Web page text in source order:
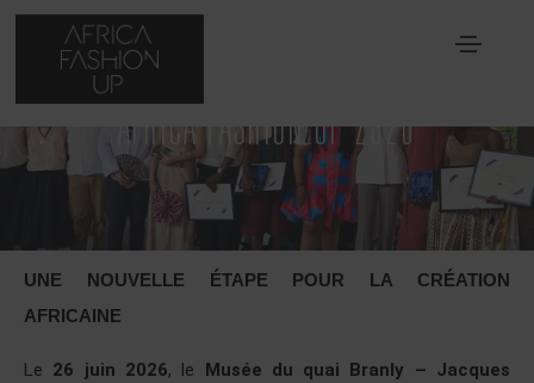
AFRICA FASHION UP 2026
UNE NOUVELLE ÉTAPE POUR LA CRÉATION
AFRICAINE
Le 26 juin 2026, le Musée du quai Branly – Jacques